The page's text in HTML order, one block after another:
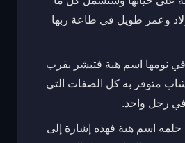
وعمر طويل في طاعة ربها
في نومها اسم هبة فتبشر بقرب
متوفر به كل الصفات التي
في رجل واحد.
اسم هبة فهذه إشارة إلى